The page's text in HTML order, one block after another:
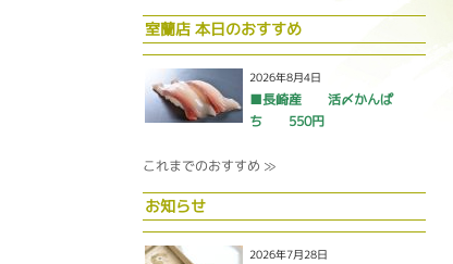
室蘭店 本日のおすすめ
2026年8月4日
■長崎産 活〆かんぱ
ち 550円
これまでのおすすめ ≫
お知らせ
2026年7月28日